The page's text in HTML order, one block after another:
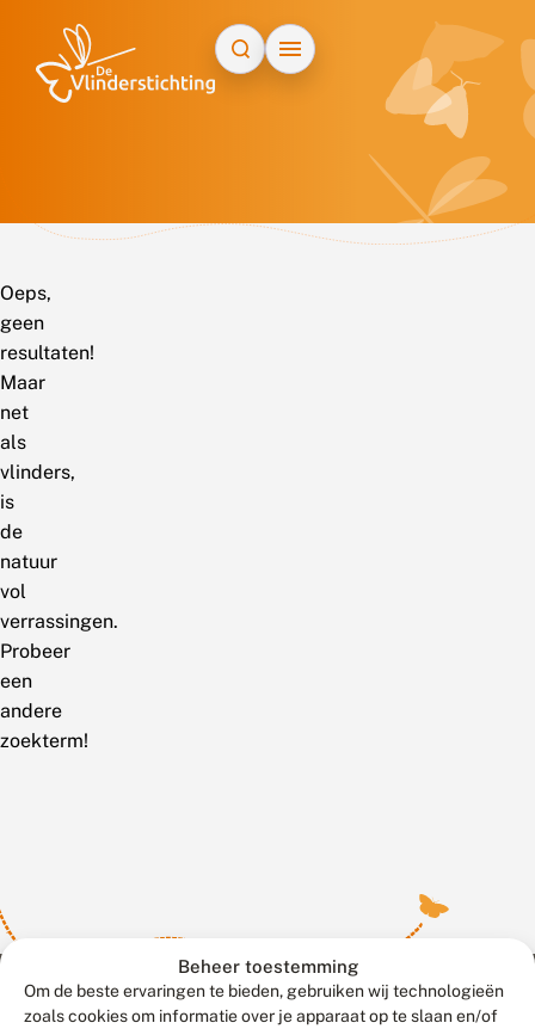
Beheer toestemming
Om de beste ervaringen te bieden, gebruiken wij technologieën
zoals cookies om informatie over je apparaat op te slaan en/of
Oeps,
geen
resultaten!
Maar
net
als
vlinders,
is
de
natuur
vol
verrassingen.
Probeer
een
andere
zoekterm!